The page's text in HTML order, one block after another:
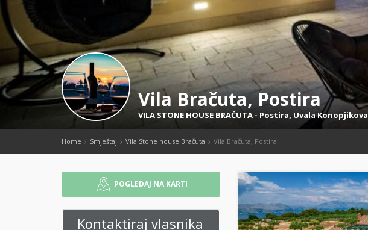
Vila Bračuta, Postira
VILA STONE HOUSE BRAČUTA - Postira, Uvala Konopjikova
Home Smještaj Vila Stone house Bračuta Vila Bračuta, Postira
POGLEDAJ NA KARTI
Kontaktiraj vlasnika